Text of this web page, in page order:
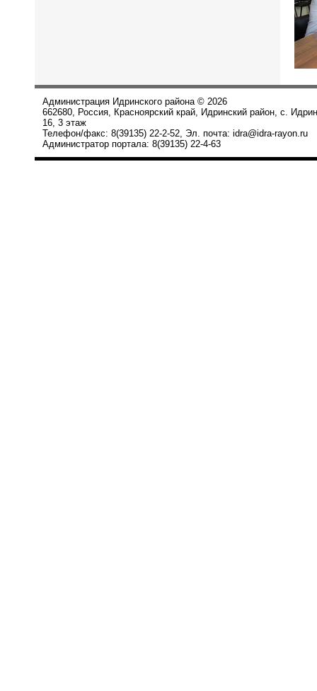
Администрация Идринского района © 2026
662680, Россия, Красноярский край, Идринский район, с.
16, 3 этаж
Телефон/факс: 8(39135) 22-2-52, Эл. почта: idra@idra-rayon.ru
Администратор портала: 8(39135) 22-4-63